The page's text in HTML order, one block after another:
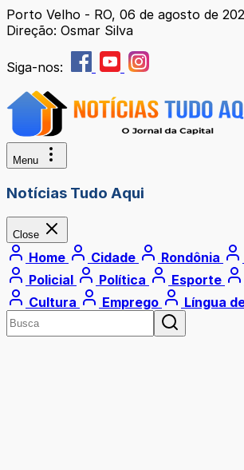
Porto Velho - RO, 06 de agosto de
Direção: Osmar Silva
Siga-nos:
Menu
Notícias Tudo Aqui
Close
Home Cidade Rondônia
Policial
Política Esporte
Cultura
Emprego Língua